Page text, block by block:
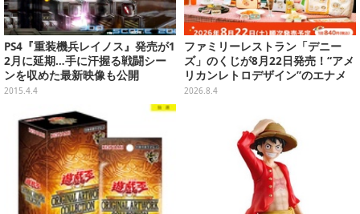
PS4『重装機兵レイノス』発売が1
2月に延期…手に汗握る戦闘シー
ンを収めた最新映像も公開
2015.4.4
ファミリーレストラン「デニー
ズ」のくじが8月22日発売！“アメ
リカンレトロデザイン”のエナメ
ルバッグやTシャツなど、日常使
2026.8.4